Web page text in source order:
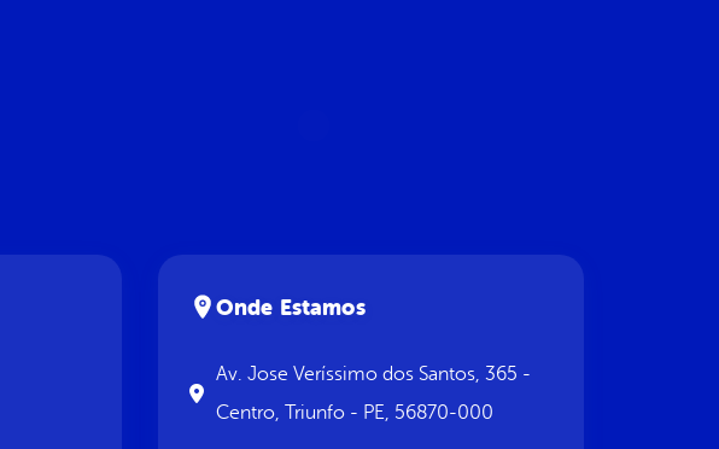
Onde Estamos
Av. Jose Veríssimo dos Santos, 365 -
Centro, Triunfo - PE, 56870-000